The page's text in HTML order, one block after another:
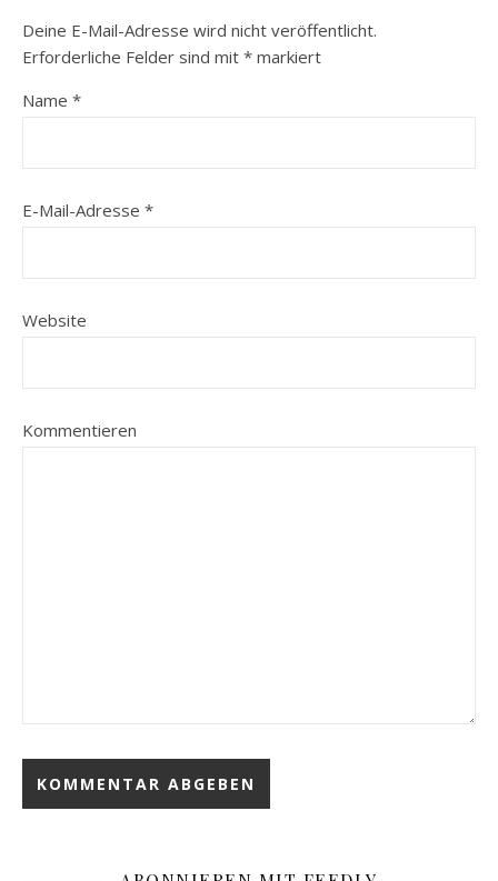
Deine E-Mail-Adresse wird nicht veröffentlicht.
Erforderliche Felder sind mit * markiert
Name *
E-Mail-Adresse *
Website
Kommentieren